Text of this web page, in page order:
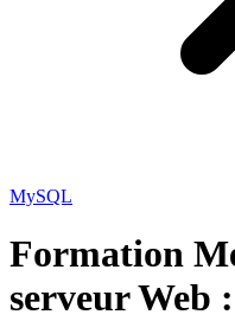
MySQL
Formation
serveur Web :